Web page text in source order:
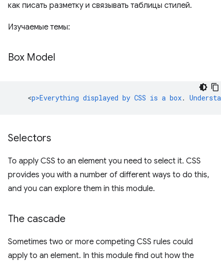
как писать разметку и связывать таблицы стилей.
Изучаемые темы:
Box Model
<p>Everything displayed by CSS is a box.
Selectors
To apply CSS to an element you need to select it. CSS
provides you with a number of different ways to do this,
and you can explore them in this module.
The cascade
Sometimes two or more competing CSS rules could
apply to an element. In this module find out how the